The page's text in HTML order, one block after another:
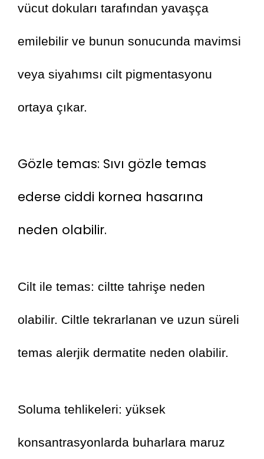
vücut dokuları tarafından yavaşça
emilebilir ve bunun sonucunda mavimsi
veya siyahımsı cilt pigmentasyonu
ortaya çıkar.
Gözle temas: Sıvı gözle temas
ederse ciddi kornea hasarına
neden olabilir.
Cilt ile temas: ciltte tahrişe neden
olabilir. Ciltle tekrarlanan ve uzun süreli
temas alerjik dermatite neden olabilir.
Soluma tehlikeleri: yüksek
konsantrasyonlarda buharlara maruz